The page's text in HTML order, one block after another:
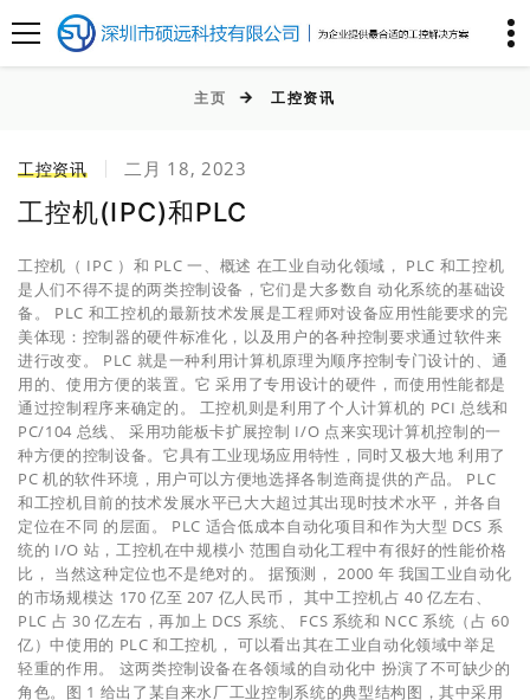
主页 工控资讯
工控资讯 二月 18, 2023
工控机(IPC)和PLC
工控机（ IPC ）和 PLC 一、概述 在工业自动化领域， PLC 和工控机
是人们不得不提的两类控制设备，它们是大多数自 动化系统的基础设
备。 PLC 和工控机的最新技术发展是工程师对设备应用性能要求的完
美体现：控制器的硬件标准化，以及用户的各种控制要求通过软件来
进行改变。 PLC 就是一种利用计算机原理为顺序控制专门设计的、通
用的、使用方便的装置。它 采用了专用设计的硬件，而使用性能都是
通过控制程序来确定的。 工控机则是利用了个人计算机的 PCI 总线和
PC/104 总线、 采用功能板卡扩展控制 I/O 点来实现计算机控制的一
种方便的控制设备。它具有工业现场应用特性，同时又极大地 利用了
PC 机的软件环境，用户可以方便地选择各制造商提供的产品。 PLC
和工控机目前的技术发展水平已大大超过其出现时技术水平，并各自
定位在不同 的层面。 PLC 适合低成本自动化项目和作为大型 DCS 系
统的 I/O 站，工控机在中规模小 范围自动化工程中有很好的性能价格
比， 当然这种定位也不是绝对的。 据预测， 2000 年 我国工业自动化
的市场规模达 170 亿至 207 亿人民币， 其中工控机占 40 亿左右、
PLC 占 30 亿左右，再加上 DCS 系统、 FCS 系统和 NCC 系统（占 60
亿）中使用的 PLC 和工控机， 可以看出其在工业自动化领域中举足
轻重的作用。 这两类控制设备在各领域的自动化中 扮演了不可缺少的
角色。图 1 给出了某自来水厂工业控制系统的典型结构图，其中采用